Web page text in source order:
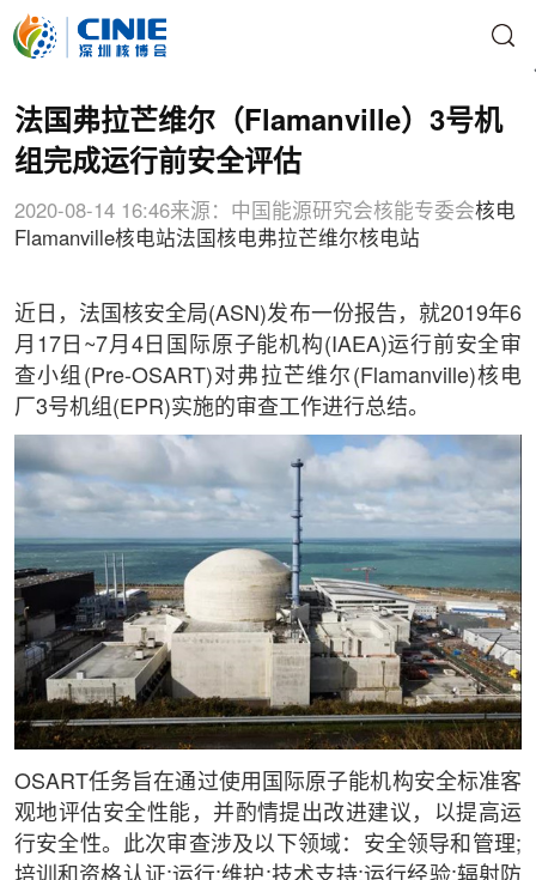
法国弗拉芒维尔（Flamanville）3号机
组完成运行前安全评估
2020-08-14 16:46来源：中国能源研究会核能专委会核电
Flamanville核电站法国核电弗拉芒维尔核电站
近日，法国核安全局(ASN)发布一份报告，就2019年6
月17日~7月4日国际原子能机构(IAEA)运行前安全审
查小组(Pre-OSART)对弗拉芒维尔(Flamanville)核电
厂3号机组(EPR)实施的审查工作进行总结。
OSART任务旨在通过使用国际原子能机构安全标准客
观地评估安全性能，并酌情提出改进建议，以提高运
行安全性。此次审查涉及以下领域：安全领导和管理;